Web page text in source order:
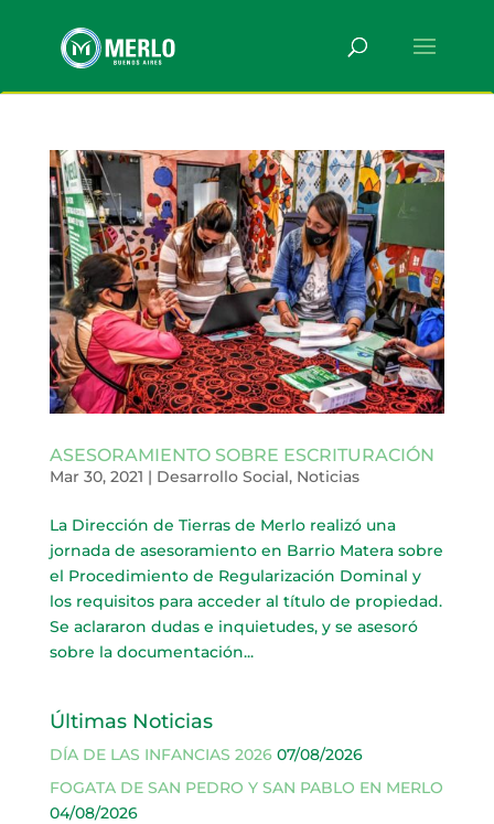
ASESORAMIENTO SOBRE ESCRITURACIÓN
Mar 30, 2021 | Desarrollo Social, Noticias
La Dirección de Tierras de Merlo realizó una
jornada de asesoramiento en Barrio Matera sobre
el Procedimiento de Regularización Dominal y
los requisitos para acceder al título de propiedad.
Se aclararon dudas e inquietudes, y se asesoró
sobre la documentación...
Últimas Noticias
DÍA DE LAS INFANCIAS 2026 07/08/2026
FOGATA DE SAN PEDRO Y SAN PABLO EN MERLO
04/08/2026